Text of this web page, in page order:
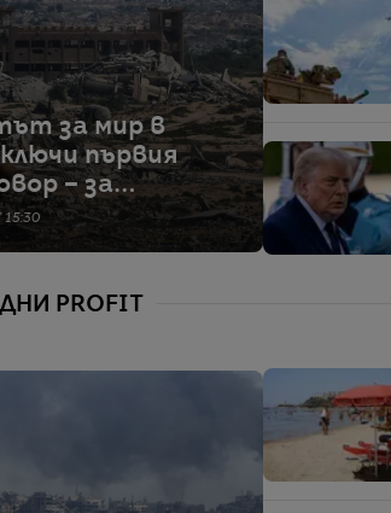
за мир в
първия
– за
на
15:30
PROFIT